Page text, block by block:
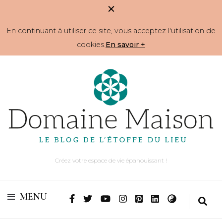
En continuant à utiliser ce site, vous acceptez l'utilisation de
cookies.En savoir +
Créez votre espace de vie épanouissant !
MENU